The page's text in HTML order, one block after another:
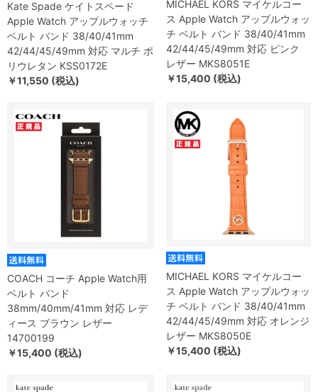
Kate Spade ケイトスペード
Apple Watch アップルウォッチ
ベルト バンド 38/40/41mm
42/44/45/49mm 対応 マルチ ポ
リウレタン KSS0172E
￥11,550 (税込)
MICHAEL KORS マイケルコー
ス Apple Watch アップルウォッ
チ ベルト バンド 38/40/41mm
42/44/45/49mm 対応 ピンク
レザー MKS8051E
￥15,400 (税込)
COACH コーチ Apple Watch用
ベルト バンド
38mm/40mm/41mm 対応 レデ
ィース ブラウン レザー
14700199
￥15,400 (税込)
MICHAEL KORS マイケルコー
ス Apple Watch アップルウォッ
チ ベルト バンド 38/40/41mm
42/44/45/49mm 対応 オレンジ
レザー MKS8050E
￥15,400 (税込)